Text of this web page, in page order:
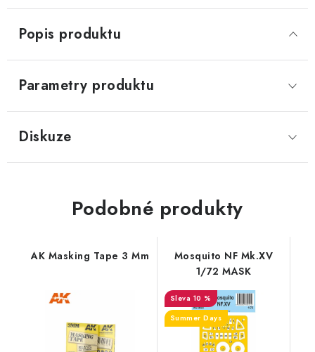
Popis produktu
Parametry produktu
Diskuze
Podobné produkty
AK Masking Tape 3 Mm
Mosquito NF Mk.XV
1/72 MASK
10 %
Summer Days